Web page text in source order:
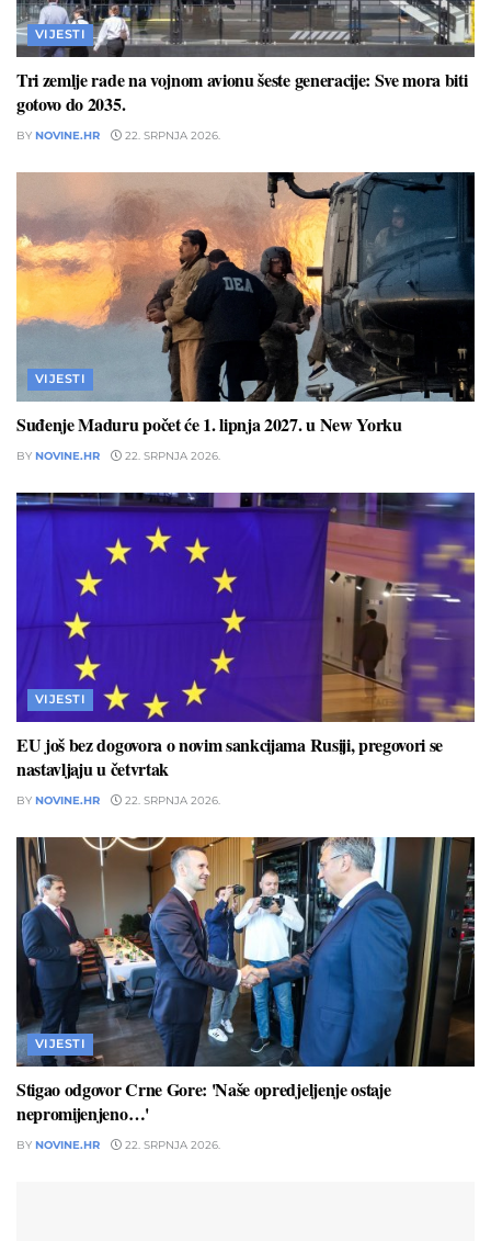
VIJESTI
Tri zemlje rade na vojnom avionu šeste generacije: Sve mora biti
gotovo do 2035.
BY NOVINE.HR 22. SRPNJA 2026.
VIJESTI
Suđenje Maduru počet će 1. lipnja 2027. u New Yorku
BY NOVINE.HR 22. SRPNJA 2026.
VIJESTI
EU još bez dogovora o novim sankcijama Rusiji, pregovori se
nastavljaju u četvrtak
BY NOVINE.HR 22. SRPNJA 2026.
VIJESTI
Stigao odgovor Crne Gore: 'Naše opredjeljenje ostaje
nepromijenjeno…'
BY NOVINE.HR 22. SRPNJA 2026.